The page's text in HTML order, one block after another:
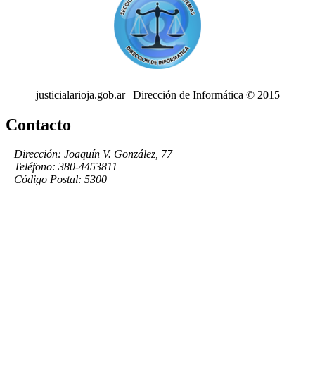
justicialarioja.gob.ar | Dirección de Informática © 2015
Contacto
Dirección: Joaquín V. González, 77
Teléfono: 380-4453811
Código Postal: 5300